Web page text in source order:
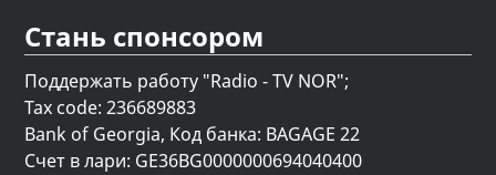
Стань спонсором
Поддержать работу "Radio - TV NOR";
Tax code: 236689883
Bank of Georgia, Код банка: BAGAGE 22
Счет в лари: GE36BG0000000694040400